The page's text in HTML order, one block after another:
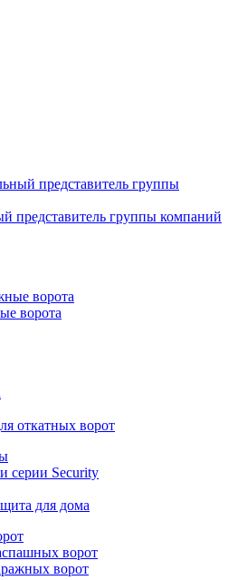
представитель группы компаний
ворота
ворота
откатных ворот
серии Security
для дома
ворот
ворот